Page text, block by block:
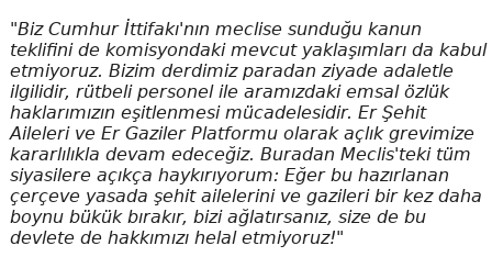
"Biz Cumhur İttifakı'nın meclise sunduğu kanun
teklifini de komisyondaki mevcut yaklaşımları da kabul
etmiyoruz. Bizim derdimiz paradan ziyade adaletle
ilgilidir, rütbeli personel ile aramızdaki emsal özlük
haklarımızın eşitlenmesi mücadelesidir. Er Şehit
Aileleri ve Er Gaziler Platformu olarak açlık grevimize
kararlılıkla devam edeceğiz. Buradan Meclis'teki tüm
siyasilere açıkça haykırıyorum: Eğer bu hazırlanan
çerçeve yasada şehit ailelerini ve gazileri bir kez daha
boynu bükük bırakır, bizi ağlatırsanız, size de bu
devlete de hakkımızı helal etmiyoruz!"